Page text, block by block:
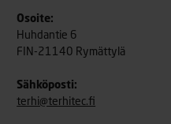
Osoite:
Huhdantie 6
FIN-21140 Rymättylä
Sähköposti:
terhi@terhitec.fi